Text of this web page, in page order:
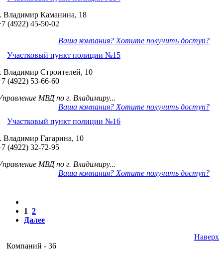
Владимир Каманина, 18
(4922) 45-50-02
Ваша компания? Хотите получить доступ?
Участковый пункт полиции №15
Владимир Строителей, 10
(4922) 53-66-60
МВД по г. Владимиру...
Ваша компания? Хотите получить доступ?
Участковый пункт полиции №16
Владимир Гагарина, 10
(4922) 32-72-95
МВД по г. Владимиру...
Ваша компания? Хотите получить доступ?
1 2
Далее
Наверх
Компаний - 36